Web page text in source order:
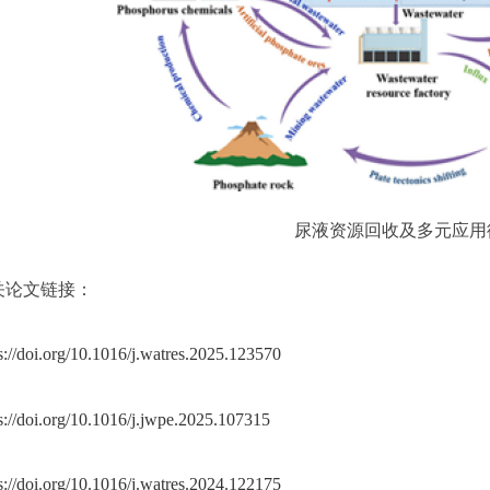
尿液资源回收及多元应
文链接：
doi.org/10.1016/j.watres.2025.123570
doi.org/10.1016/j.jwpe.2025.107315
doi.org/10.1016/j.watres.2024.122175